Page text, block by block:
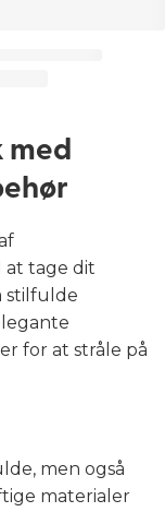
med
at tage dit
stilfulde
for at stråle på
men også
materialer